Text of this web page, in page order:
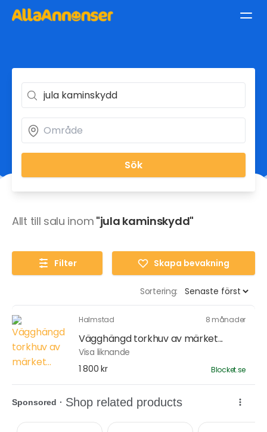
Sök
Allt till salu inom "jula kaminskydd"
Filter Skapa bevakning
Sortering:
Halmstad 8 månader
Vägghängd torkhuv av märket...
Visa liknande
1 800 kr
Blocket.se